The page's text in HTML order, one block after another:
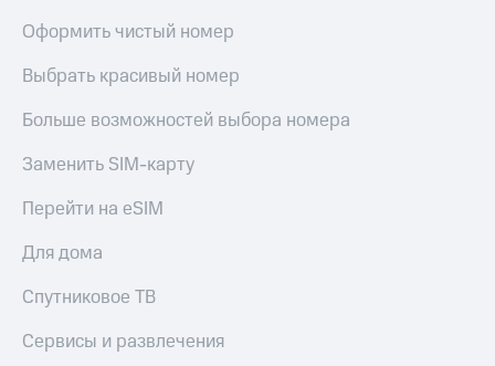
Оформить чистый номер
Выбрать красивый номер
Больше возможностей выбора номера
Заменить SIM-карту
Перейти на eSIM
Для дома
Спутниковое ТВ
Сервисы и развлечения